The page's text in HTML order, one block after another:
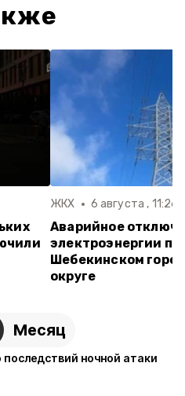
ЖКХ 6 августа , 11:26
Аварийное
электроэнергии
Шебекинском
округе
Месяц
ночной атаки